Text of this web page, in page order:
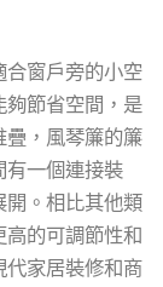
合窗戶旁的小空
夠節省空間，是
疊，風琴簾的簾
有一個連接裝
開。相比其他類
的可調節性和
代家居裝修和商